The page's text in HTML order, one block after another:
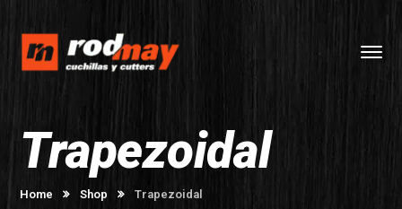
Trapezoidal
Home Shop Trapezoidal